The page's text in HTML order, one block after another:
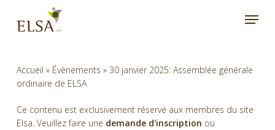
main
Menu
Accueil » Évènements » 30 janvier 2025: Assemblée générale
ordinaire de ELSA
Ce contenu est exclusivement réservé aux membres du site
Elsa. Veuillez faire une demande d'inscription ou